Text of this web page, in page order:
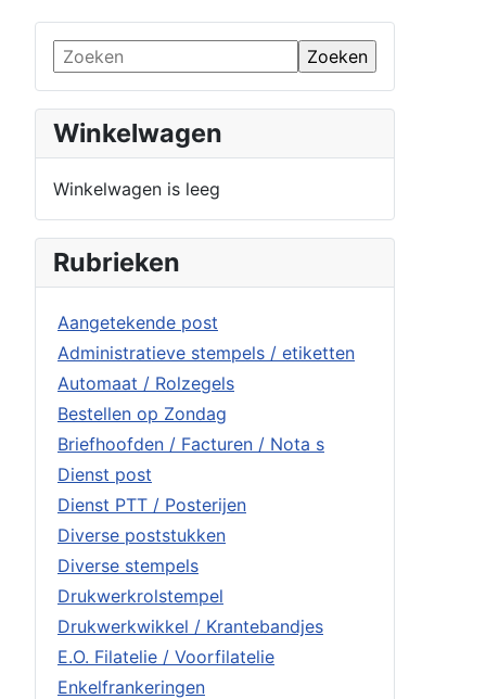
Winkelwagen
Winkelwagen is leeg
Rubrieken
Aangetekende post
Administratieve stempels / etiketten
Automaat / Rolzegels
Bestellen op Zondag
Briefhoofden / Facturen / Nota s
Dienst post
Dienst PTT / Posterijen
Diverse poststukken
Diverse stempels
Drukwerkrolstempel
Drukwerkwikkel / Krantebandjes
E.O. Filatelie / Voorfilatelie
Enkelfrankeringen